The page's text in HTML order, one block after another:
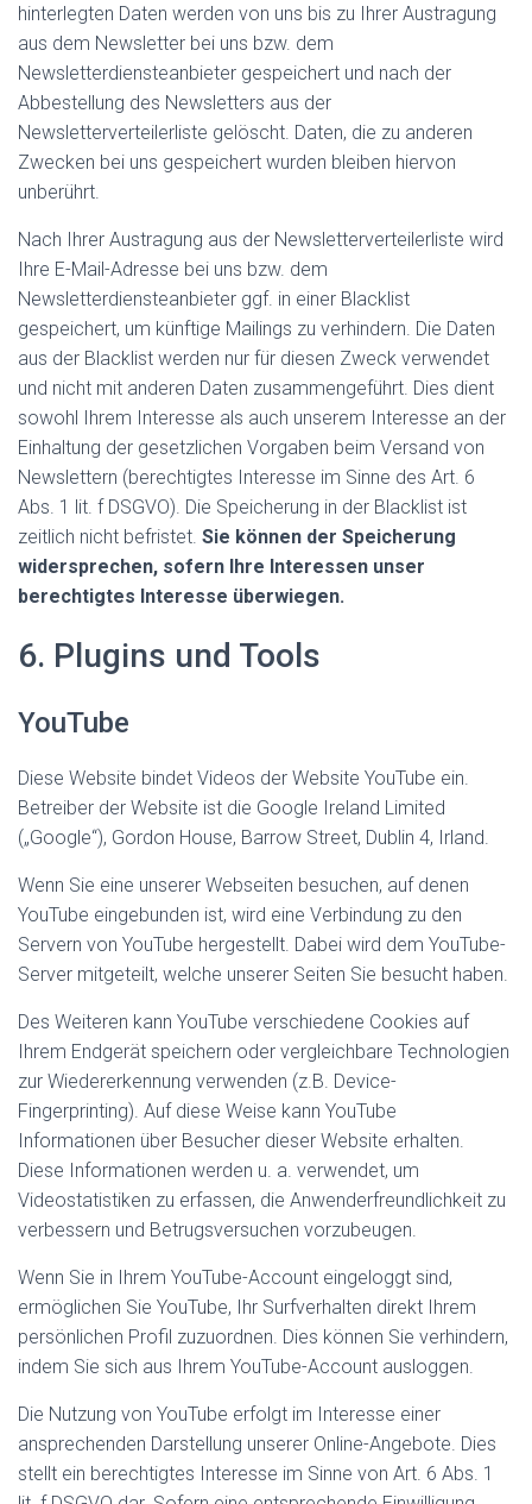
hinterlegten Daten werden von uns bis zu Ihrer Austragung
aus dem Newsletter bei uns bzw. dem
Newsletterdiensteanbieter gespeichert und nach der
Abbestellung des Newsletters aus der
Newsletterverteilerliste gelöscht. Daten, die zu anderen
Zwecken bei uns gespeichert wurden bleiben hiervon
unberührt.
Nach Ihrer Austragung aus der Newsletterverteilerliste wird
Ihre E-Mail-Adresse bei uns bzw. dem
Newsletterdiensteanbieter ggf. in einer Blacklist
gespeichert, um künftige Mailings zu verhindern. Die Daten
aus der Blacklist werden nur für diesen Zweck verwendet
und nicht mit anderen Daten zusammengeführt. Dies dient
sowohl Ihrem Interesse als auch unserem Interesse an der
Einhaltung der gesetzlichen Vorgaben beim Versand von
Newslettern (berechtigtes Interesse im Sinne des Art. 6
Abs. 1 lit. f DSGVO). Die Speicherung in der Blacklist ist
zeitlich nicht befristet. Sie können der Speicherung
widersprechen, sofern Ihre Interessen unser
berechtigtes Interesse überwiegen.
6. Plugins und Tools
YouTube
Diese Website bindet Videos der Website YouTube ein.
Betreiber der Website ist die Google Ireland Limited
(„Google“), Gordon House, Barrow Street, Dublin 4, Irland.
Wenn Sie eine unserer Webseiten besuchen, auf denen
YouTube eingebunden ist, wird eine Verbindung zu den
Servern von YouTube hergestellt. Dabei wird dem YouTube-
Server mitgeteilt, welche unserer Seiten Sie besucht haben.
Des Weiteren kann YouTube verschiedene Cookies auf
Ihrem Endgerät speichern oder vergleichbare Technologien
zur Wiedererkennung verwenden (z.B. Device-
Fingerprinting). Auf diese Weise kann YouTube
Informationen über Besucher dieser Website erhalten.
Diese Informationen werden u. a. verwendet, um
Videostatistiken zu erfassen, die Anwenderfreundlichkeit zu
verbessern und Betrugsversuchen vorzubeugen.
Wenn Sie in Ihrem YouTube-Account eingeloggt sind,
ermöglichen Sie YouTube, Ihr Surfverhalten direkt Ihrem
persönlichen Profil zuzuordnen. Dies können Sie verhindern,
indem Sie sich aus Ihrem YouTube-Account ausloggen.
Die Nutzung von YouTube erfolgt im Interesse einer
ansprechenden Darstellung unserer Online-Angebote. Dies
stellt ein berechtigtes Interesse im Sinne von Art. 6 Abs. 1